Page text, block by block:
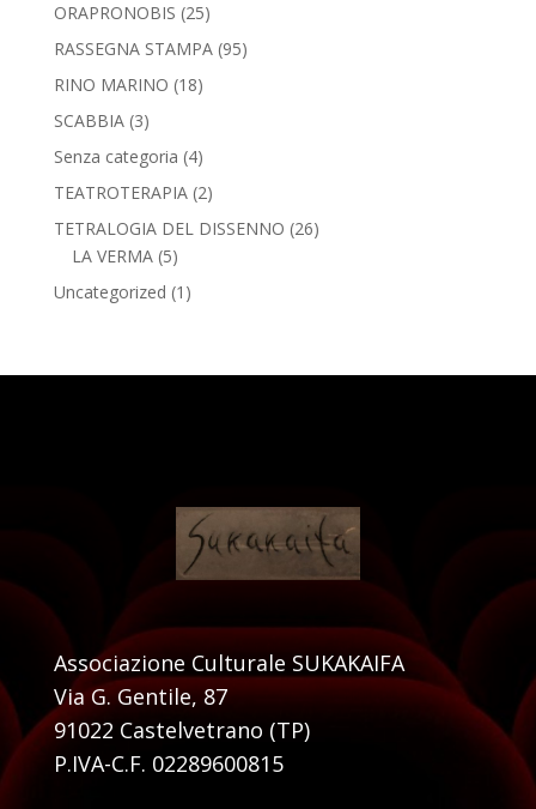
ORAPRONOBIS (25)
RASSEGNA STAMPA(95)
RINO MARINO (18)
SCABBIA(3)
Senza categoria (4)
TEATROTERAPIA(2)
TETRALOGIA DEL DISSENNO (26)
LA VERMA(5)
Uncategorized (1)
Associazione Culturale SUKAKAIFA
Via G. Gentile, 87
91022 Castelvetrano (TP)
P.IVA-C.F. 02289600815